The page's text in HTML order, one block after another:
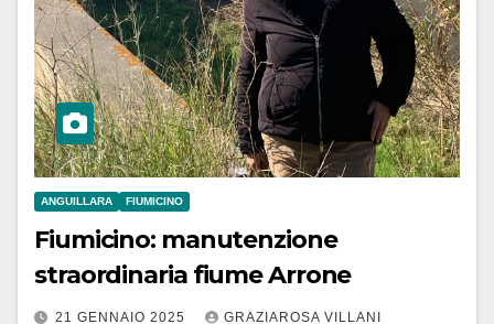
ANGUILLARA FIUMICINO
Fiumicino: manutenzione
straordinaria fiume Arrone
21 GENNAIO 2025 GRAZIAROSA VILLANI